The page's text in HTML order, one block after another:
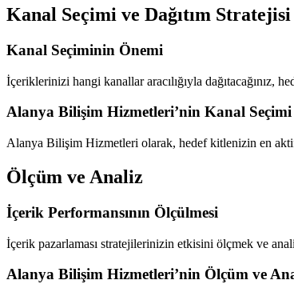
Kanal Seçimi ve Dağıtım Stratejisi
Kanal Seçiminin Önemi
İçeriklerinizi hangi kanallar aracılığıyla dağıtacağınız,
Alanya Bilişim Hizmetleri’nin Kanal Seçimi
Alanya Bilişim Hizmetleri olarak, hedef kitlenizin en
Ölçüm ve Analiz
İçerik Performansının Ölçülmesi
İçerik pazarlaması stratejilerinizin etkisini ölçmek ve
Alanya Bilişim Hizmetleri’nin Ölçüm ve